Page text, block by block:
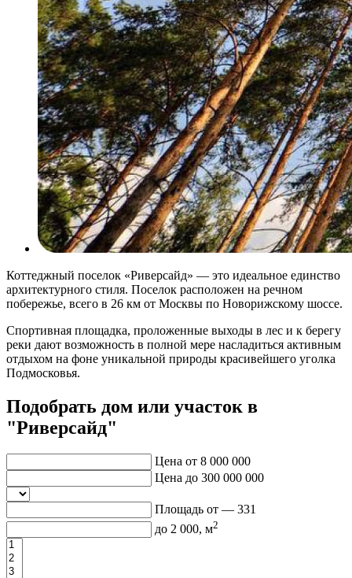
Коттеджный поселок «Риверсайд» — это идеальное единство
архитектурного стиля. Поселок расположен на речном
побережье, всего в 26 км от Москвы по Новорижскому шоссе.
Спортивная площадка, проложенные выходы в лес и к берегу
реки дают возможность в полной мере насладиться активным
отдыхом на фоне уникальной природы красивейшего уголка
Подмосковья.
Подобрать дом или участок в
"Риверсайд"
Цена от 8 000 000
Цена до 300 000 000
Площадь от — 331
до 2 000, м2